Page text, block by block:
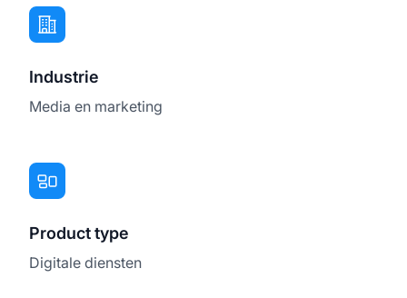
Industrie
Media en marketing
Product type
Digitale diensten